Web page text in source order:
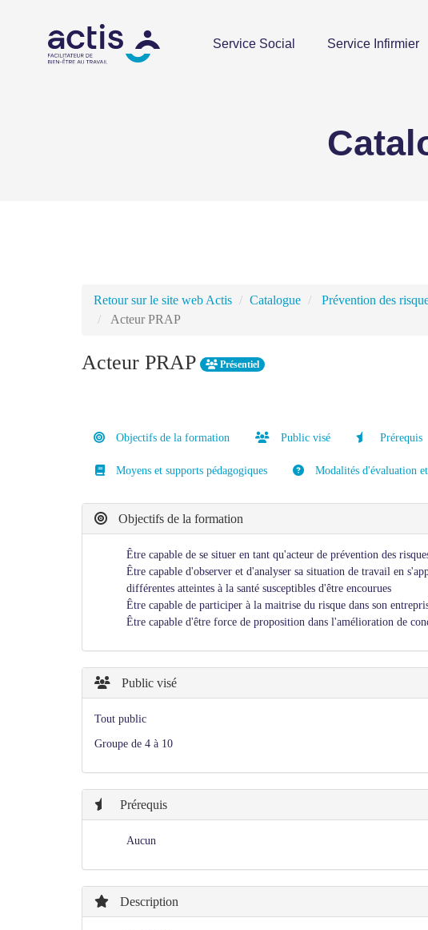
Service Social Service Infirmier
Retour sur le site web Actis Catalogue Prévention des
Acteur PRAP
Acteur PRAP Présentiel
Objectifs de la formation Public visé Prérequis
Moyens et supports pédagogiques Modalités d'évaluation
Objectifs de la formation
Être capable de se situer en tant qu'acteur de prévention des
Être capable d'observer et d'analyser sa situation de travail en
différentes atteintes à la santé susceptibles d'être encourues
Être capable de participer à la maitrise du risque dans son
Être capable d'être force de proposition dans l'amélioration de
Public visé
Tout public
Groupe de 4 à 10
Prérequis
Aucun
Description